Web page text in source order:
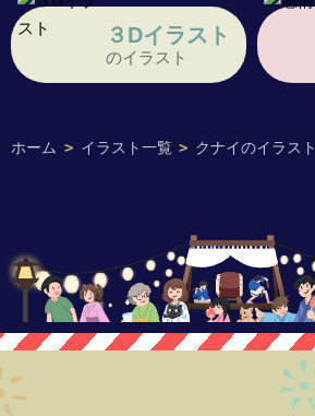
ホーム > イラスト一覧 > クナイのイラスト
３Dイラスト
のイラスト